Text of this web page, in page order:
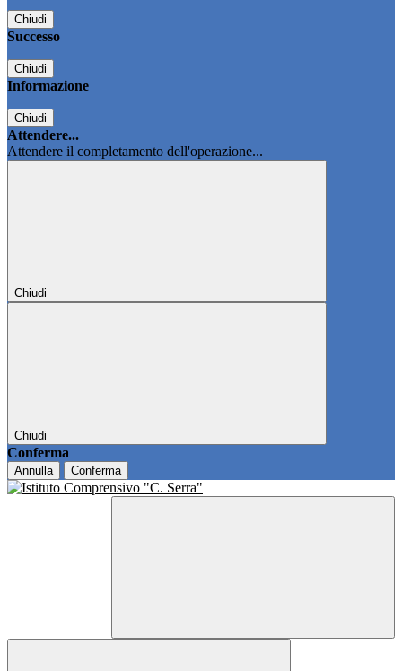
Chiudi
Successo
Chiudi
Informazione
Chiudi
Attendere...
Attendere il completamento dell'operazione...
Chiudi
Chiudi
Conferma
Annulla Conferma